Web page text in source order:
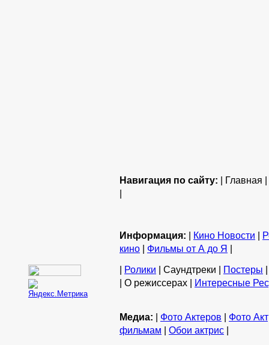
Навигация по сайту: | Главная |
|
Информация: | Кино Новости |
кино | Фильмы от А до Я |
| Ролики | Саундтреки | Постеры
| О режиссерах | Интересные
Медиа: | Фото Актеров | Фото
фильмам | Обои актрис |